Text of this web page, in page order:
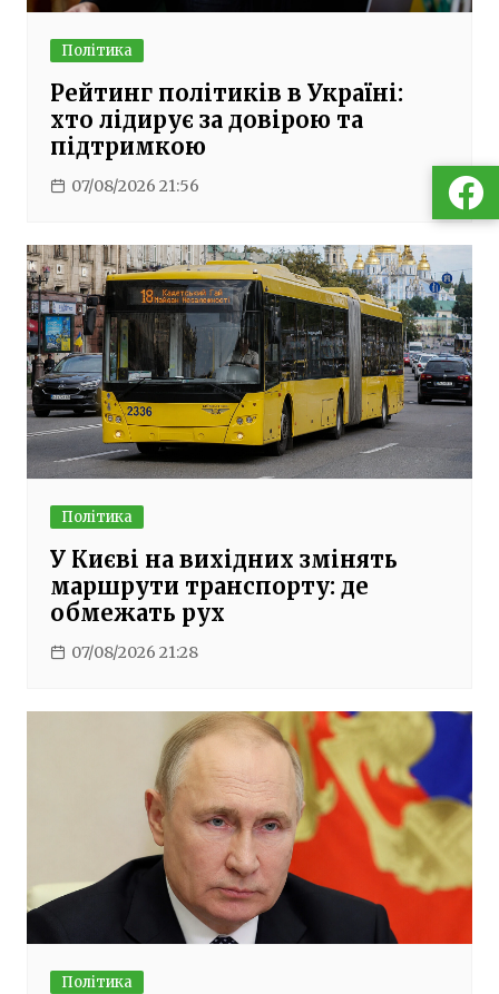
Політика
Рейтинг політиків в Україні:
хто лідирує за довірою та
підтримкою
07/08/2026 21:56
Політика
У Києві на вихідних змінять
маршрути транспорту: де
обмежать рух
07/08/2026 21:28
Політика